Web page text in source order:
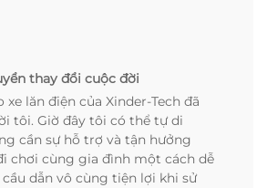
thay đổi cuộc đời
xe lăn điện của Xinder-Tech đã
tôi. Giờ đây tôi có thể tự di
cần sự hỗ trợ và tận hưởng
chơi cùng gia đình một cách dễ
dẫn vô cùng tiện lợi khi sử